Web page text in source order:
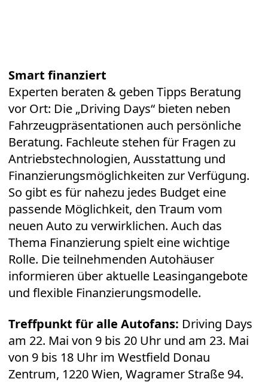
Smart finanziert
Experten beraten & geben Tipps Beratung
vor Ort: Die „Driving Days“ bieten neben
Fahrzeugpräsentationen auch persönliche
Beratung. Fachleute stehen für Fragen zu
Antriebstechnologien, Ausstattung und
Finanzierungsmöglichkeiten zur Verfügung.
So gibt es für nahezu jedes Budget eine
passende Möglichkeit, den Traum vom
neuen Auto zu verwirklichen. Auch das
Thema Finanzierung spielt eine wichtige
Rolle. Die teilnehmenden Autohäuser
informieren über aktuelle Leasingangebote
und flexible Finanzierungsmodelle.
Treffpunkt für alle Autofans: Driving Days
am 22. Mai von 9 bis 20 Uhr und am 23. Mai
von 9 bis 18 Uhr im Westfield Donau
Zentrum, 1220 Wien, Wagramer Straße 94.